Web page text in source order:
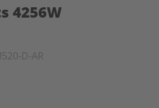
4256W
D-AR